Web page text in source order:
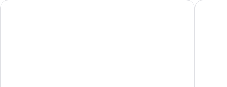
Sheraton San Diego Resort